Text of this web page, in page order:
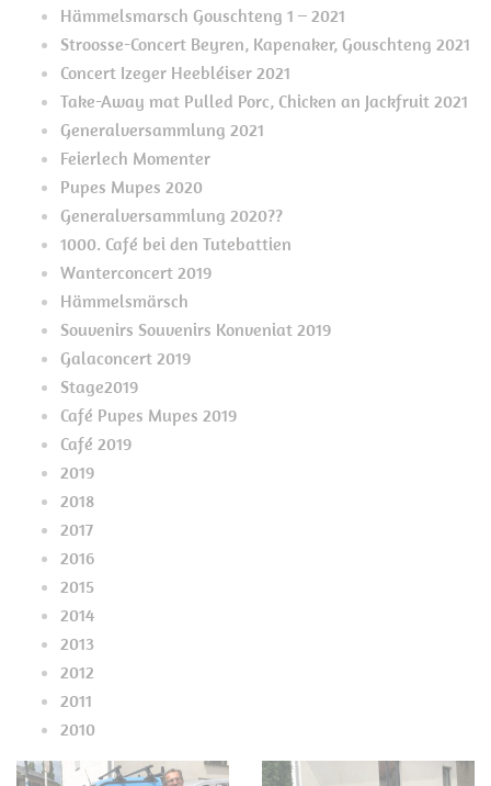
Hämmelsmarsch Gouschteng 1 – 2021
Stroosse-Concert Beyren, Kapenaker, Gouschteng 2021
Concert Izeger Heebléiser 2021
Take-Away mat Pulled Porc, Chicken an Jackfruit 2021
Generalversammlung 2021
Feierlech Momenter
Pupes Mupes 2020
Generalversammlung 2020??
1000. Café bei den Tutebattien
Wanterconcert 2019
Hämmelsmärsch
Souvenirs Souvenirs Konveniat 2019
Galaconcert 2019
Stage2019
Café Pupes Mupes 2019
Café 2019
2019
2018
2017
2016
2015
2014
2013
2012
2011
2010